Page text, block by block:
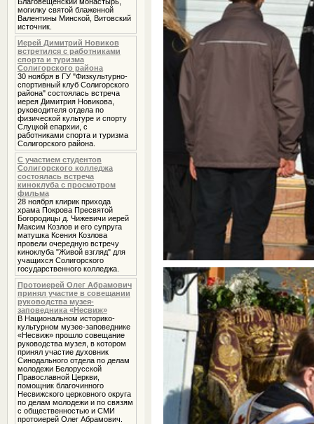
могилку святой блаженной
Валентины Минской, Витовский
источник.
Иерей Димитрий Новиков
встретился с работниками
спорта и туризма
Солигорского района
30 ноября в ГУ "Физкультурно-
спортивный клуб Солигорского
района" состоялась встреча
иерея Димитрия Новикова,
руководителя отдела по
физической культуре и спорту
Слуцкой епархии, с
работниками спорта и туризма
Солигорского района.
С участием студентов
Солигорского колледжа
состоялась встреча
киноклуба с просмотром
фильма
28 ноября клирик прихода
храма Покрова Пресвятой
Богородицы д. Чижевичи иерей
Максим Козлов и его супруга
матушка Ксения Козлова
провели очередную встречу
киноклуба "Живой взгляд" для
учащихся Солигорского
государственного колледжа.
Протоиерей Олег Абрамович
принял участие в совещании
руководства музея-
заповедника «Несвиж»
В Национальном историко-
культурном музее-заповеднике
«Несвиж» прошло совещание
руководства музея, в котором
принял участие духовник
Cинодального отдела по делам
молодежи Белорусской
Православной Церкви,
помощник благочинного
Несвижского церковного округа
по делам молодежи и по связям
с общественностью и СМИ
протоиерей Олег Абрамович.